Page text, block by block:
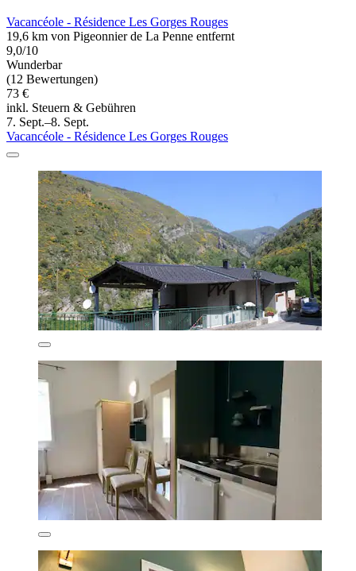
Vacancéole - Résidence Les Gorges Rouges
19,6 km von Pigeonnier de La Penne entfernt
9,0/10
Wunderbar
(12 Bewertungen)
73 €
inkl. Steuern & Gebühren
7. Sept.–8. Sept.
Vacancéole - Résidence Les Gorges Rouges